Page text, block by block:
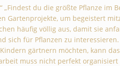
„Findest du die größte Pflanze im
Gartenprojekte, um begeistert
häufig völlig aus, damit sie
sich für Pflanzen zu
gärtnern möchten, kann
muss nicht perfekt